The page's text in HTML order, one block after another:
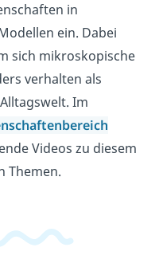
in
ein. Dabei
sich mikroskopische
verhalten als
Im
Videos zu diesem
Themen.